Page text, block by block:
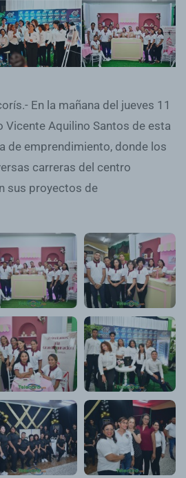
En la mañana del jueves 11
Vicente Aquilino Santos de esta
de emprendimiento, donde los
carreras del centro
sus proyectos de